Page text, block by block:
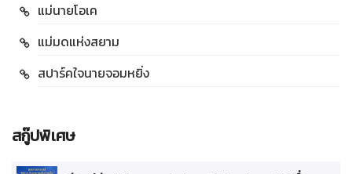
แม่นายโอเค
แม่มดแห่งสยาม
สปาร์คใจนายจอมหยิ่ง
สกู๊ปพิเศษ